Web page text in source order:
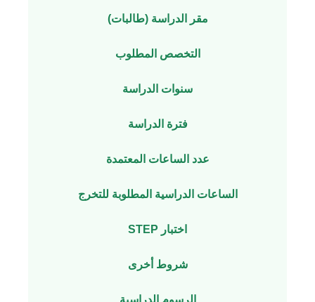
مقر الدراسة (طالبات)
التخصص المطلوب
سنوات الدراسة
فترة الدراسة
عدد الساعات المعتمدة
الساعات الدراسية المطلوبة للتخرج
اختبار STEP
شروط أخرى
الرسوم الدراسية